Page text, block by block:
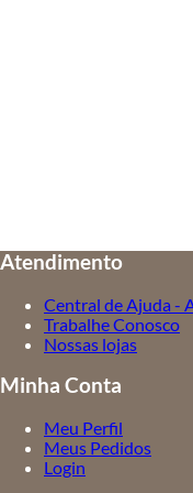
Atendimento
Central de Ajuda -
Trabalhe Conosco
Nossas lojas
Minha Conta
Meu Perfil
Meus Pedidos
Login